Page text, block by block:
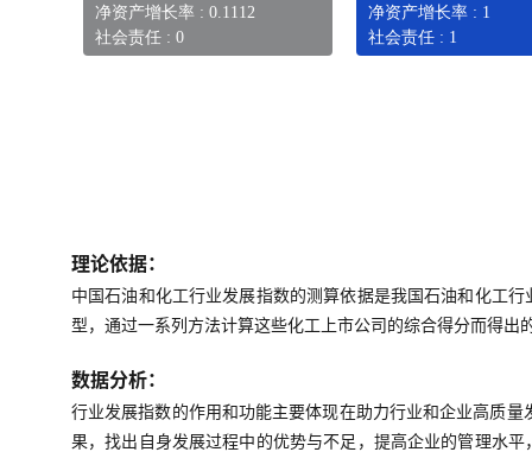
净资产增长率 : 0.1112
社会责任 : 0
净资产增长率 : 1
社会责任 : 1
理论依据：
中国石油和化工行业发展指数的测算依据是我国石油和化工
型，通过一系列方法计算这些化工上市公司的综合得分而得
数据分析：
行业发展指数的作用和功能主要体现在助力行业和企业高质
果，找出自身发展过程中的优势与不足，提高企业的管理水